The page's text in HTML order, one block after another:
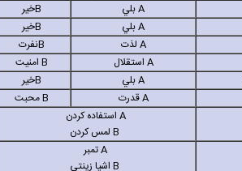
Aبلي Bخير
Aبلي Bخير
A لذت Bنفرت
A استقلال B امنيت
Aبلي Bخير
Aقدرت Bمحبت
A استفاده كردن
B لمس كردن
Aتمبر
B اشيا زينتي